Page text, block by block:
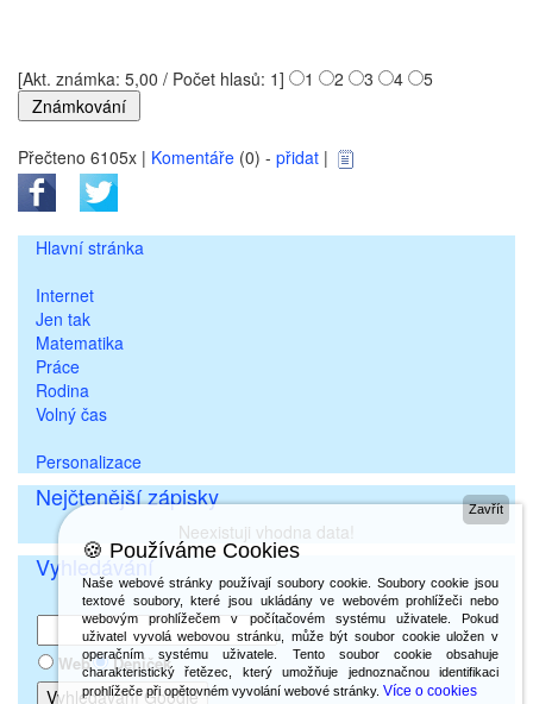
[Akt. známka: 5,00 / Počet hlasů: 1] 1 2 3 4 5
Přečteno 6105x | Komentáře (0) - přidat |
Hlavní stránka
Internet
Jen tak
Matematika
Práce
Rodina
Volný čas
Personalizace
Nejčtenější zápisky
Neexistuji vhodna data!
Vyhledávání
Web Deníček
Zavřít
🍪 Používáme Cookies
Naše webové stránky používají soubory cookie. Soubory cookie jsou
textové soubory, které jsou ukládány ve webovém prohlížeči nebo
webovým prohlížečem v počítačovém systému uživatele. Pokud
uživatel vyvolá webovou stránku, může být soubor cookie uložen v
operačním systému uživatele. Tento soubor cookie obsahuje
charakteristický řetězec, který umožňuje jednoznačnou identifikaci
prohlížeče při opětovném vyvolání webové stránky.Více o cookies